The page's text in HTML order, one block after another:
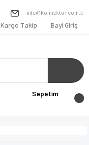
info@konnektor.com.tr
Kargo Takip Bayi Giriş
Sepetim